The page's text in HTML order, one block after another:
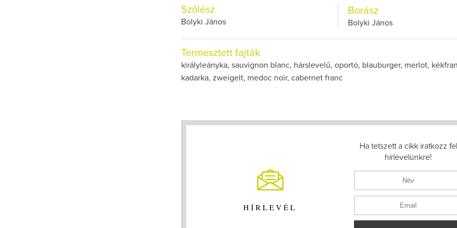
Szőlész
Bolyki János
Borász
Bolyki János
Termesztett fajták
királyleányka, sauvignon blanc, hárslevelű, oportó, blauburger, merlot,
kadarka, zweigelt, medoc noir, cabernet franc
HÍRLEVÉL
Ha tetszett a cikk iratkozz fel
hírlevelünkre!